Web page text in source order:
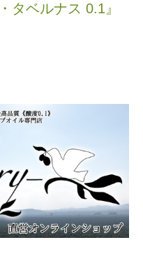
タベルナス 0.1』